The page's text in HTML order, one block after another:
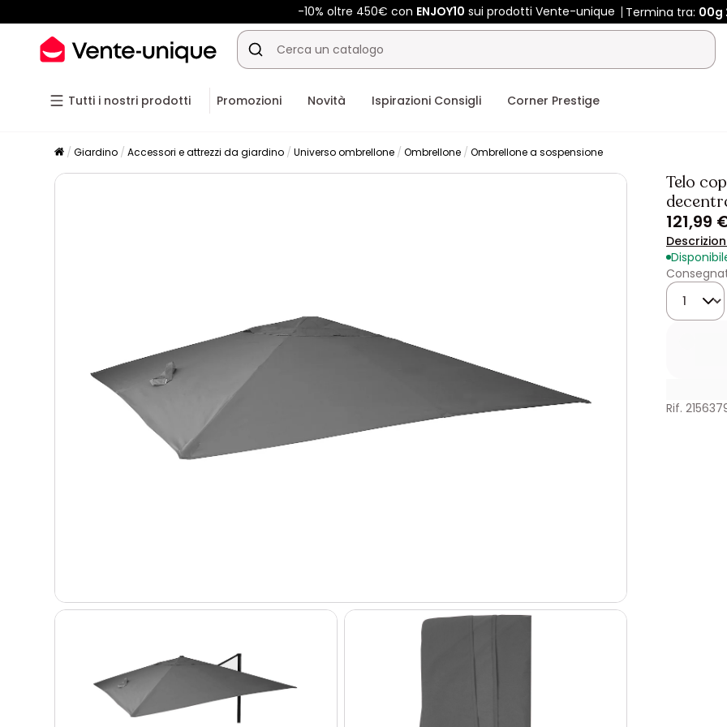
-10% oltre 450€ con ENJOY10 sui prodotti Vente-unique Termina tra: 00g
Tutti i nostri prodotti Promozioni Novità Ispirazioni Consigli Corner Prestige
Giardino Accessori e attrezzi da giardino Universo ombrellone Ombrellone Ombrellone a sospensione
Telo
121,99
Quantità
Rif.